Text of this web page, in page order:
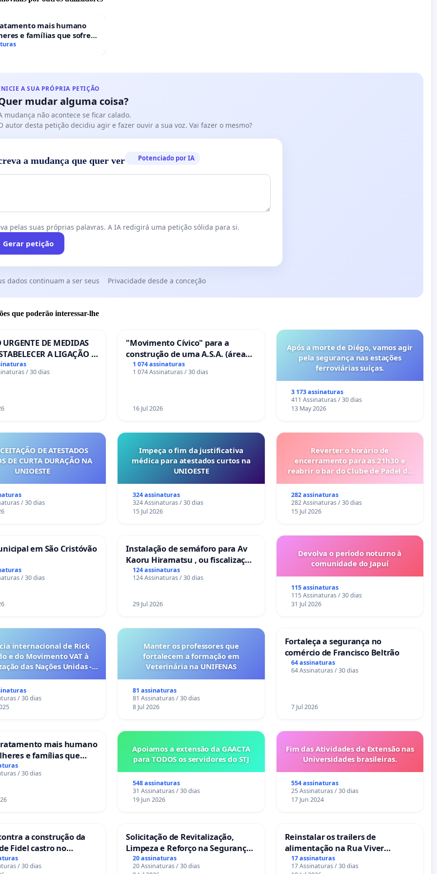
mais humano
e famílias que sofrem
gestacional nos hospitais
A SUA PRÓPRIA PETIÇÃO
mudar alguma coisa?
mudança não acontece se ficar calado.
autor desta petição decidiu agir e fazer ouvir a sua voz. Vai fazer o mesmo?
a mudança que quer ver Potenciado por IA
pelas suas próprias palavras. A IA redigirá uma petição sólida para si.
Gerar petição
dados continuam a ser seus Privacidade desde a conceção
que poderão interessar-lhe
DE MEDIDAS
A LIGAÇÃO -
129
/ 30 dias
"Movimento Cívico" para a
construção de uma A.S.A. (área
de serviços para autocaravanas)
em Coimbra
1 074 assinaturas
1 074 Assinaturas / 30 dias
16 Jul 2026
Após a morte de Diégo, vamos agir
pela segurança nas estações
ferroviárias suíças.
3 173 assinaturas
411 Assinaturas / 30 dias
13 May 2026
DE ATESTADOS
DE CURTA DURAÇÃO NA
UNIOESTE
/ 30 dias
Impeça o fim da justificativa
médica para atestados curtos na
UNIOESTE
324 assinaturas
324 Assinaturas / 30 dias
15 Jul 2026
Reverter o horário de
encerramento para as 21h30 e
reabrir o bar do Clube de Padel de
282 assinaturas
282 Assinaturas / 30 dias
15 Jul 2026
em São Cristóvão
/ 30 dias
Instalação de semáforo para Av
Kaoru Hiramatsu , ou fiscalização
Eletrônica
124 assinaturas
124 Assinaturas / 30 dias
29 Jul 2026
Devolva o período noturno à
comunidade do Japuí
115 assinaturas
115 Assinaturas / 30 dias
31 Jul 2026
internacional de Rick
e do Movimento VAT à
das Nações Unidas -
6x1 enquanto o lobby
compra a omissão do
/ 30 dias
Manter os professores que
fortalecem a formação em
Veterinária na UNIFENAS
81 assinaturas
81 Assinaturas / 30 dias
8 Jul 2026
Fortaleça a segurança no
comércio de Francisco Beltrão
64 assinaturas
64 Assinaturas / 30 dias
7 Jul 2026
mais humano
e famílias que
perda gestacional
portugueses
/ 30 dias
Apoiamos a extensão da GAACTA
para TODOS os servidores do STJ
548 assinaturas
31 Assinaturas / 30 dias
19 Jun 2026
Fim das Atividades de Extensão nas
Universidades brasileiras.
554 assinaturas
25 Assinaturas / 30 dias
17 Jun 2024
a construção da
Fidel castro no
Caju
/ 30 dias
Solicitação de Revitalização,
Limpeza e Reforço na Segurança
das Praças da Rua Cachoeira das
Sete Ilhas
20 assinaturas
20 Assinaturas / 30 dias
Reinstalar os trailers de
alimentação na Rua Viver
Salvador
17 assinaturas
17 Assinaturas / 30 dias